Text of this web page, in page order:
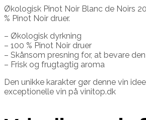
Økologisk Pinot Noir Blanc de Noirs
% Pinot Noir druer.
– Økologisk dyrkning
– 100 % Pinot Noir druer
– Skånsom presning for, at bevare
– Frisk og frugtagtig aroma
Den unikke karakter gør denne vin
exceptionelle vin på vinitop.dk